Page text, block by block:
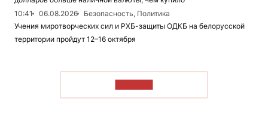
10:41
06.08.2026
Безопасность, Политика
Учения миротворческих сил и РХБ-защиты ОДКБ на белорусской
территории пройдут 12–16 октября